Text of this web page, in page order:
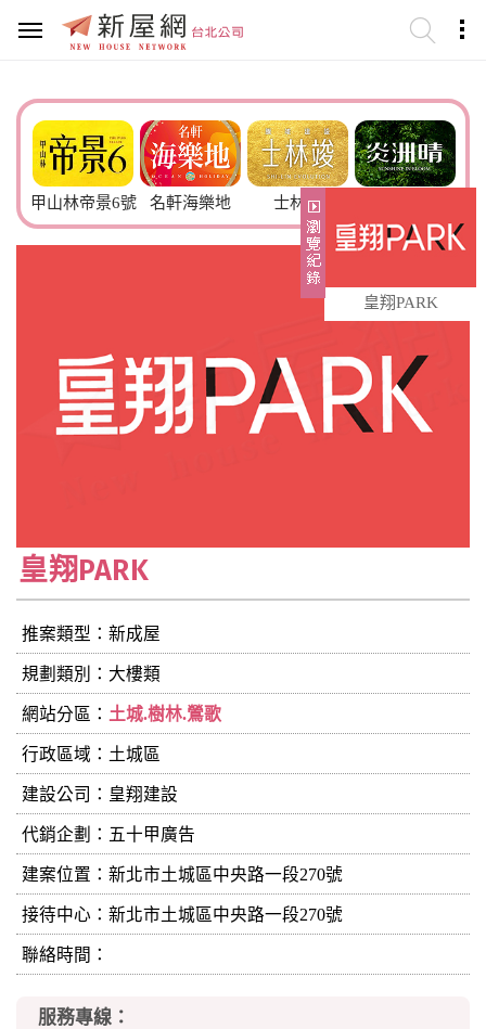
皇翔PARK
山林帝景6號 名軒海樂地 士林竣
皇翔PARK
推案類型：新成屋
規劃類別：大樓類
網站分區： 土城.樹林.鶯歌
行政區域：土城區
建設公司： 皇翔建設
代銷企劃：五十甲廣告
建案位置：新北市土城區中央路一段270號
接待中心：新北市土城區中央路一段270號
聯絡時間：
服務專線：